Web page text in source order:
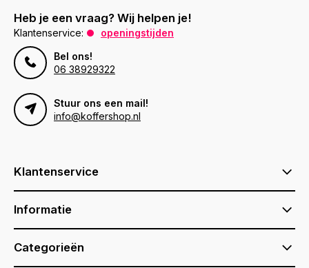
Heb je een vraag? Wij helpen je!
Klantenservice:
openingstijden
Bel ons!
06 38929322
Stuur ons een mail!
info@koffershop.nl
Klantenservice
Informatie
Categorieën